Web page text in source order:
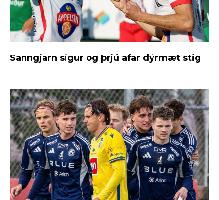
Sanngjarn sigur og þrjú afar dýrmæt stig